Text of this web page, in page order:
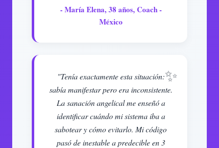
- María Elena, 38 años, Coach -
México
"Tenía exactamente esta situación:
sabía manifestar pero era inconsistente.
La sanación angelical me enseñó a
identificar cuándo mi sistema iba a
sabotear y cómo evitarlo. Mi código
pasó de inestable a predecible en 3